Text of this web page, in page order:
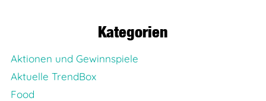
Kategorien
Aktionen und Gewinnspiele
Aktuelle TrendBox
Food